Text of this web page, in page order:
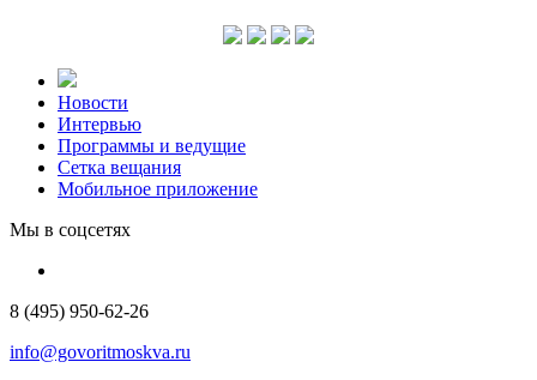
Новости
Интервью
Программы и ведущие
Сетка вещания
Мобильное приложение
Мы в соцсетях
8 (495) 950-62-26
info@govoritmoskva.ru